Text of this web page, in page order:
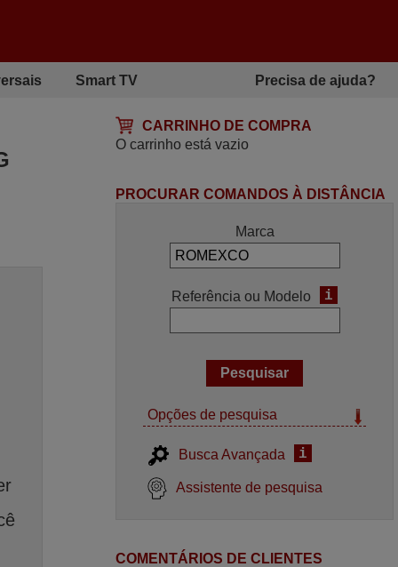
Smart TV Precisa de ajuda?
CARRINHO DE COMPRA
O carrinho está vazio
PROCURAR COMANDOS À DISTÂNCIA
Marca
Referência ou Modelo i
Opções de pesquisa
Busca Avançada i
Assistente de pesquisa
COMENTÁRIOS DE CLIENTES